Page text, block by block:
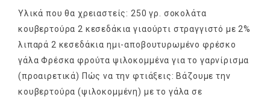
Υλικά που θα χρειαστείς: 250 γρ. σοκολάτα
κουβερτούρα 2 κεσεδάκια γιαούρτι στραγγιστό με 2%
λιπαρά 2 κεσεδάκια ημι-αποβουτυρωμένο φρέσκο
γάλα Φρέσκα φρούτα ψιλοκομμένα για το γαρνίρισμα
(προαιρετικά) Πώς να την φτιάξεις: Βάζουµε την
κουβερτούρα (ψιλοκοµµένη) µε το γάλα σε